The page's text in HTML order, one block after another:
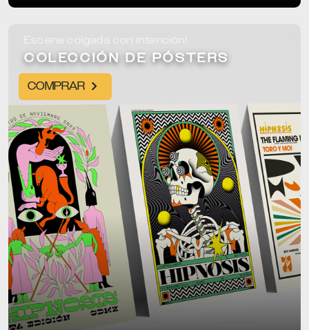
Escena colgada con intención!
COLECCIÓN DE PÓSTERS
COMPRAR